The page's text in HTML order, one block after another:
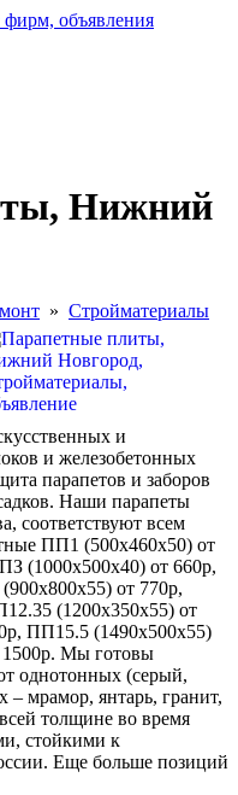
объявления
Нижний
» Стройматериалы
и
и железобетонных
парапетов и заборов
Наши парапеты
соответствуют всем
ПП1 (500х460х50) от
(1000х500х40) от 660р,
от 770р,
(1200х350х55) от
ПП15.5 (1490х500х55)
1500р. Мы готовы
однотонных (серый,
мрамор, янтарь, гранит,
толщине во время
стойкими к
Еще больше позиций